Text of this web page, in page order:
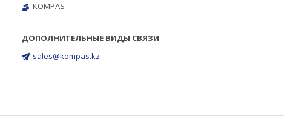
KOMPAS
sales@kompas.kz